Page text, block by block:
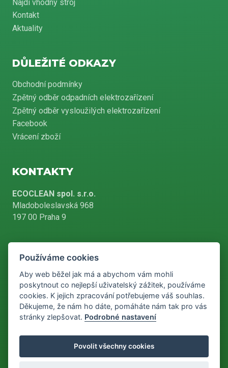
Najdi vhodný stroj
Kontakt
Aktuality
DŮLEŽITÉ ODKAZY
Obchodní podmínky
Zpětný odběr odpadních elektrozařízení
Zpětný odběr vysloužilých elektrozařízení
Facebook
Vrácení zboží
KONTAKTY
ECOCLEAN spol. s.r.o.
Mladoboleslavská 968
197 00 Praha 9
+420 226 804 900
info@ecoclean-praha.cz
Podle zákona o evidenci tržeb je prodávající povinen vystavit
kupujícímu účtenku. Zároveň je povinen zaevidovat přijatou tržbu u
správce daně online, v případě technického výpadku pak nejpozději
Používáme cookies
Aby web běžel jak má a abychom vám mohli
poskytnout co nejlepší uživatelský zážitek, používáme
cookies. K jejich zpracování potřebujeme váš souhlas.
Děkujeme, že nám ho dáte, pomáháte nám tak pro vás
stránky zlepšovat. Podrobné nastavení
Povolit všechny cookies